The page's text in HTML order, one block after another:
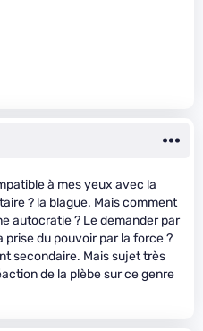
à mes yeux avec la
? la blague. Mais comment
autocratie ? Le demander par
prise du pouvoir par la force ?
secondaire. Mais sujet très
de la plèbe sur ce genre